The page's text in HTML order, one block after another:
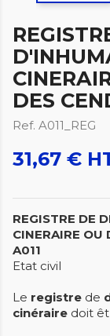
DES
Ref. A011_REG
31,67 €
REGISTRE DE
CINERAIRE OU
A011
Etat civil
Le registre de
cinéraire doit